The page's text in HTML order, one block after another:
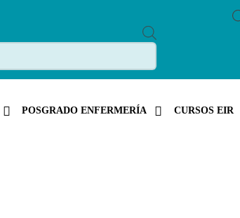
R
D
S
POSGRADO ENFERMERÍA CURSOS EIR